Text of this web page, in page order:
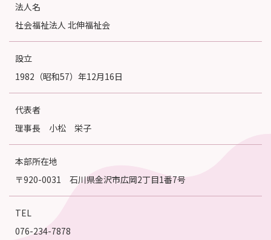
法人名
社会福祉法人 北伸福祉会
設立
1982（昭和57）年12月16日
代表者
理事長 小松 栄子
本部所在地
〒920-0031 石川県金沢市広岡2丁目1番7号
TEL
076-234-7878